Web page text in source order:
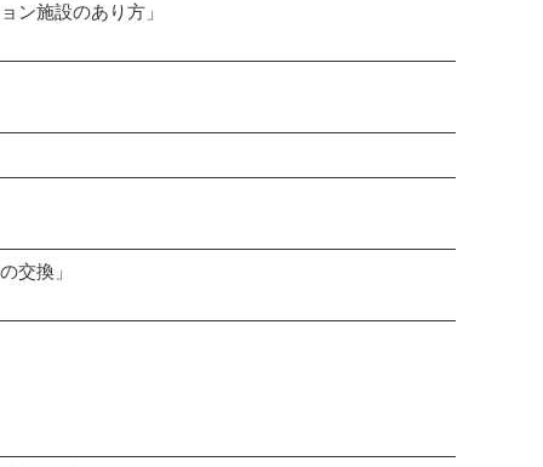
ン施設のあり方」
交換」